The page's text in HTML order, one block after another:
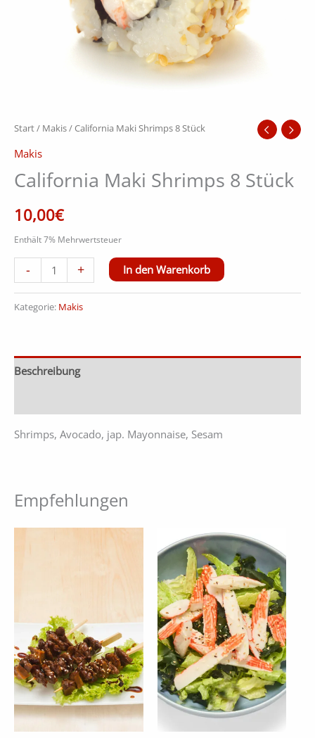
Start/ Makis/ California Maki Shrimps 8 Stück
Makis
California Maki Shrimps 8 Stück
10,00€
Enthält 7% Mehrwertsteuer
- + In den Warenkorb Alternative:
Kategorie: Makis
Beschreibung
Shrimps, Avocado, jap. Mayonnaise, Sesam
Empfehlungen